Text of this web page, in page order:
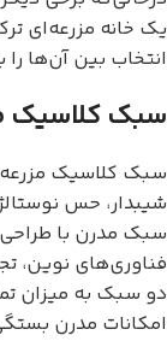
یک خانه مزرعه‌ای
انتخاب بین آن‌ها
سبک کلاسیک
سبک کلاسیک
شیبدار، حس
سبک مدرن با
فناوری‌های نوین،
دو سبک به میزان
امکانات مدرن